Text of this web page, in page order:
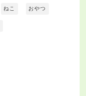
ねこ おやつ